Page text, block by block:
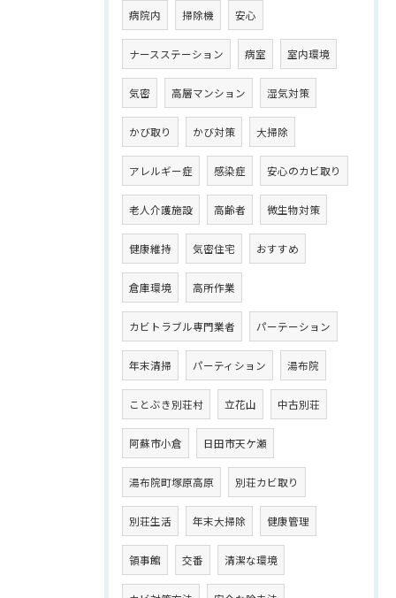
病院内 掃除機 安心
ナースステーション 病室 室内環境
気密 高層マンション 湿気対策
かび取り かび対策 大掃除
アレルギー症 感染症 安心のカビ取り
老人介護施設 高齢者 微生物対策
健康維持 気密住宅 おすすめ
倉庫環境 高所作業
カビトラブル専門業者 パーテーション
年末清掃 パーティション 湯布院
ことぶき別荘村 立花山 中古別荘
阿蘇市小倉 日田市天ケ瀬
湯布院町塚原高原 別荘カビ取り
別荘生活 年末大掃除 健康管理
領事館 交番 清潔な環境